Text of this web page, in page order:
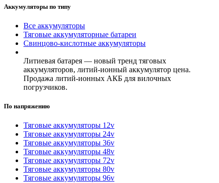
Аккумуляторы по типу
Все аккумуляторы
Тяговые аккумуляторные батареи
Свинцово-кислотные аккумуляторы
Литиевая батарея — новый тренд тяговых
аккумуляторов, литий-ионный аккумулятор цена.
Продажа литий-ионных АКБ для вилочных
погрузчиков.
По напряжению
Тяговые аккумуляторы 12v
Тяговые аккумуляторы 24v
Тяговые аккумуляторы 36v
Тяговые аккумуляторы 48v
Тяговые аккумуляторы 72v
Тяговые аккумуляторы 80v
Тяговые аккумуляторы 96v